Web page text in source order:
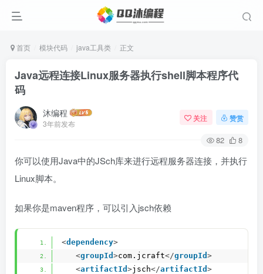
首页 模块代码 java工具类 正文
Java远程连接Linux服务器执行shell脚本程序代
码
沐编程
3年前发布
关注 赞赏
82 8
你可以使用Java中的JSch库来进行远程服务器连接，并执行
Linux脚本。
如果你是maven程序，可以引入jsch依赖
<dependency>
<groupId >com.jcraft</groupId >
<artifactId >jsch</artifactId >